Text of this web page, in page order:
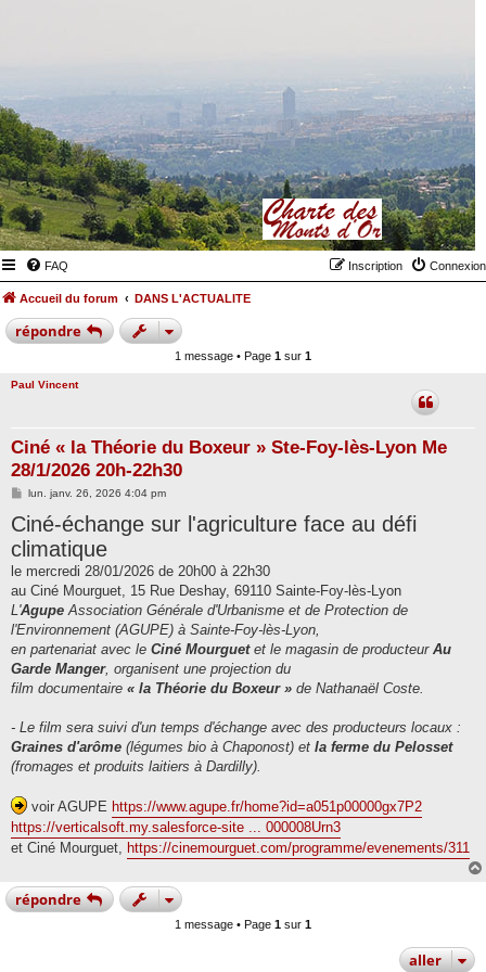
FAQ Connexion
Inscription
Accueil du forum DANS L'ACTUALITE
répondre
1 message • Page 1 sur 1
Paul Vincent
Ciné « la Théorie du Boxeur » Ste-Foy-lès-Lyon Me
28/1/2026 20h-22h30
M
s
s
a
g
e
lun. janv. 26, 2026 4:04 pm
Ciné-échange sur l'agriculture face au défi
climatique
le mercredi 28/01/2026 de 20h00 à 22h30
au Ciné Mourguet, 15 Rue Deshay, 69110 Sainte-Foy-lès-Lyon
L'Agupe Association Générale d'Urbanisme et de Protection de
l'Environnement (AGUPE) à Sainte-Foy-lès-Lyon,
en partenariat avec le Ciné Mourguetet le magasin de producteur Au
Garde Manger, organisent une projection du
film documentaire « la Théorie du Boxeur » de Nathanaël Coste.
- Le film sera suivi d'un temps d'échange avec des producteurs locaux :
Graines d'arôme (légumes bio à Chaponost) et la ferme du Pelosset
(fromages et produits laitiers à Dardilly).
voir AGUPE https://www.agupe.fr/home?id=a051p00000gx7P2
https://verticalsoft.my.salesforce-site ... 000008Urn3
et Ciné Mourguet, https://cinemourguet.com/programme/evenements/311
répondre
1 message • Page 1 sur 1
aller